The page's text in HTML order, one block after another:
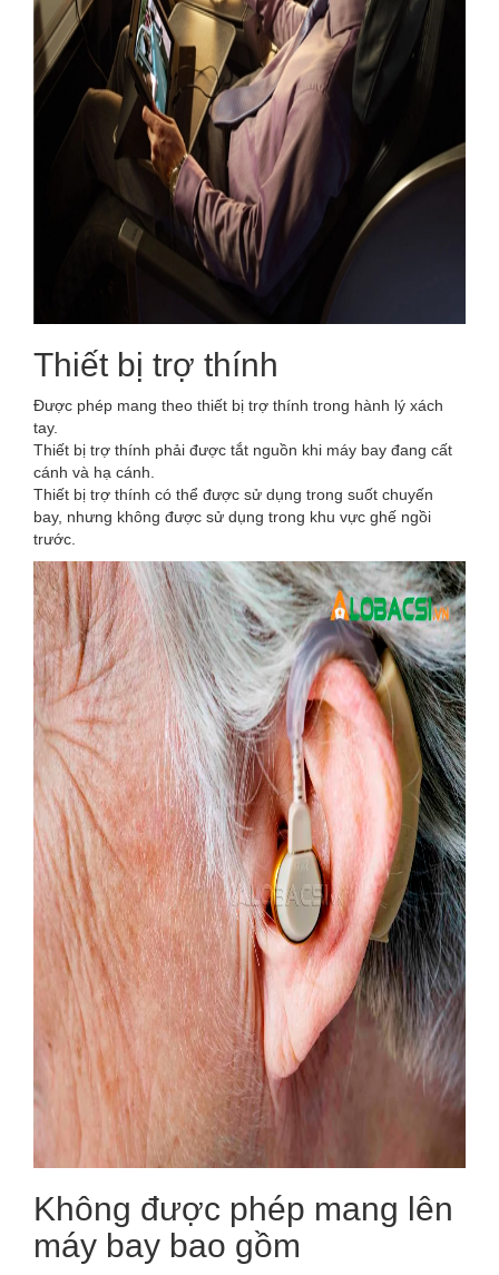
Thiết bị trợ thính
Được phép mang theo thiết bị trợ thính trong hành lý xách
tay.
Thiết bị trợ thính phải được tắt nguồn khi máy bay đang cất
cánh và hạ cánh.
Thiết bị trợ thính có thể được sử dụng trong suốt chuyến
bay, nhưng không được sử dụng trong khu vực ghế ngồi
trước.
Không được phép mang lên
máy bay bao gồm